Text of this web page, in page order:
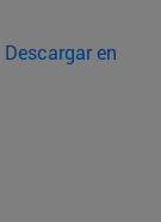
Descargar en